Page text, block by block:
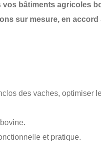
vos bâtiments agricoles
sur mesure, en
des vaches, optimiser
et pratique.